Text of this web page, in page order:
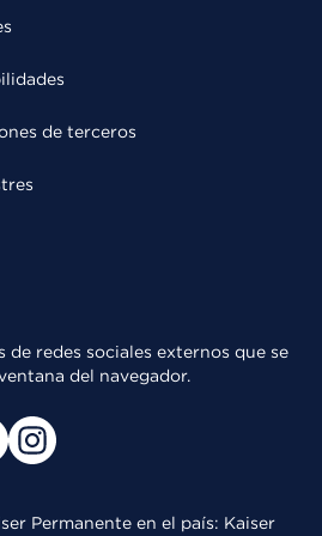
de terceros
de redes sociales externos que se
del navegador.
Permanente en el país: Kaiser